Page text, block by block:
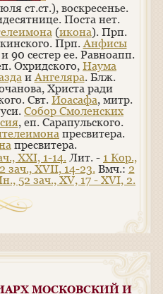
ст.ст.), воскресенье.
Поста нет.
(икона). Прп.
Прп. Анфисы
90 сестер ее. Равноапп.
Охридского, Наума
и Ангеляра. Блж.
Христа ради
Свт. Иоасафа, митр.
Собор Смоленских
, еп. Сарапульского.
пресвитера.
пресвитера.
XXI, 1-14. Лит. - 1 Кор.,
зач., XVII, 14-23. Вмч.: 2
52 зач., XV, 17 - XVI, 2.
МОСКОВСКИЙ И